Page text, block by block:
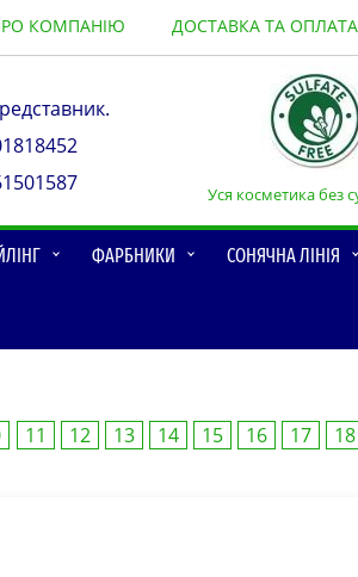
КОМПАНІЮ ДОСТАВКА ТА ОПЛАТА
Уся косметика без
ФАРБНИКИ СОНЯЧНА ЛІНІЯ
11 12 13 14 15 16 17 18